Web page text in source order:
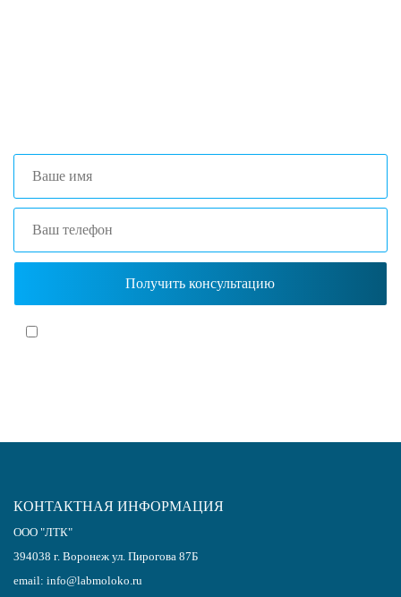
КОНТАКТНАЯ ИНФОРМАЦИЯ
ООО "ЛТК"
394038 г. Воронеж ул. Пирогова 87Б
email: info@labmoloko.ru